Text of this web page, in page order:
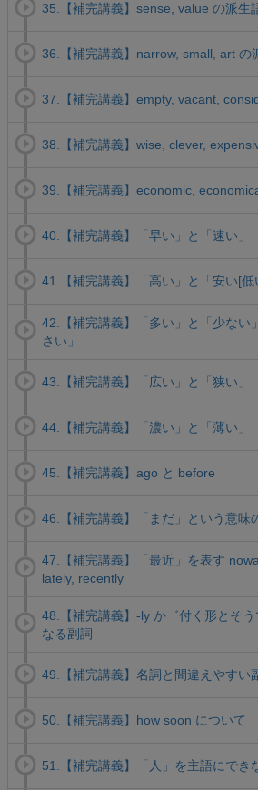
35.【補完講義】sense, value の派生
36.【補完講義】narrow, small, art の
37.【補完講義】empty, vacant,
38.【補完講義】wise, clever,
39.【補完講義】economic,
40.【補完講義】「早い」と「速い」
41.【補完講義】「高い」と「安い[低
42.【補完講義】「多い」と「少ない
さい」
43.【補完講義】「広い」と「狭い」
44.【補完講義】「濃い」と「薄い」
45.【補完講義】ago と before
46.【補完講義】「まだ」という意味
47.【補完講義】「最近」を表す
lately, recently
48.【補完講義】-ly か゛付く形とそ
なる副詞
49.【補完講義】名詞と間違えやすい
50.【補完講義】how soon について
51.【補完講義】「人」を主語にでき